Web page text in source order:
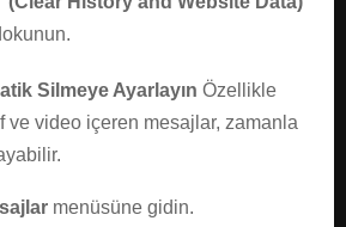
Silmeye Ayarlayın Özellikle
ve video içeren mesajlar, zamanla
menüsüne gidin.